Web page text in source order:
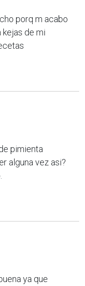
porq m acabo
kejas de mi
pimienta
alguna vez asi?
ya que